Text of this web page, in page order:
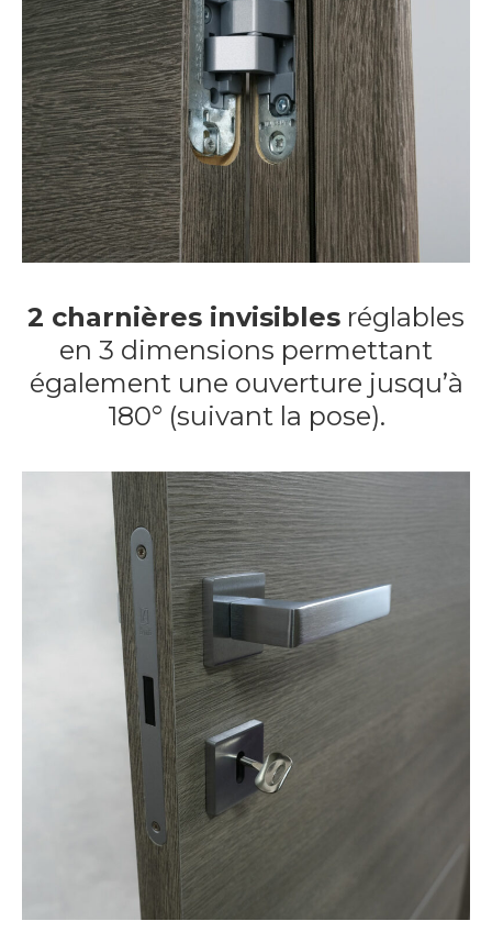
2 charnières invisibles réglables
en 3 dimensions permettant
également une ouverture jusqu’à
180° (suivant la pose).